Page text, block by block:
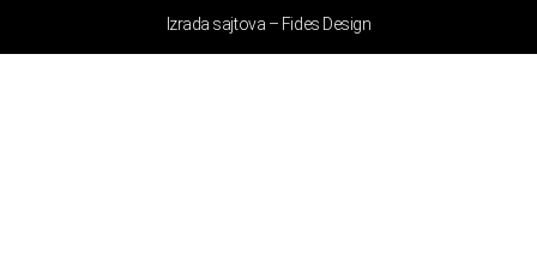
Izrada sajtova – Fides Design